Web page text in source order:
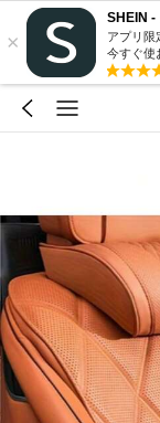
×
SHEIN -
アプリ限
今すぐ使